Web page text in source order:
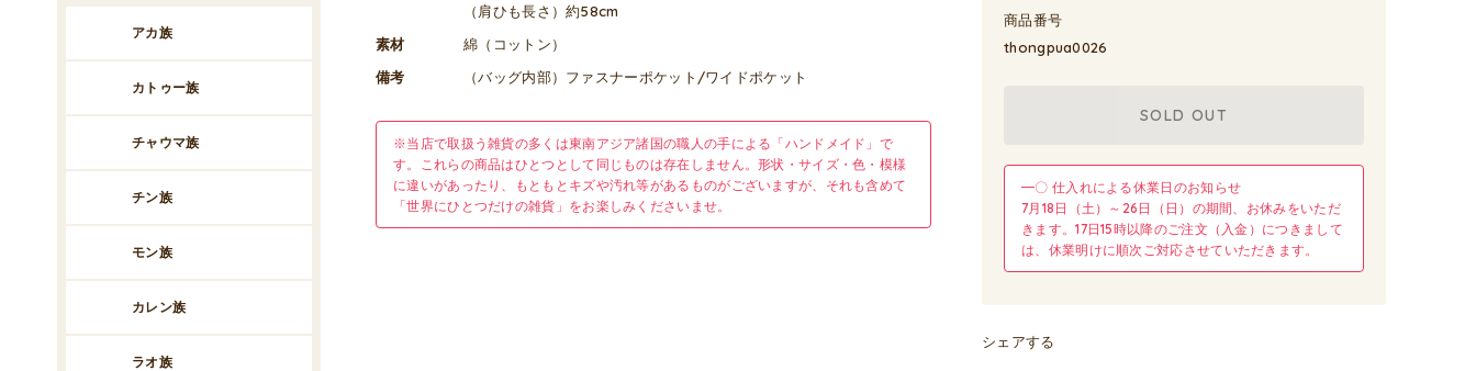
（肩ひも長さ）約58cm
素材
綿（コットン）
備考
（バッグ内部）ファスナーポケット/ワイドポケット
※当店で取扱う雑貨の多くは東南アジア諸国の職人の手による「ハンドメイド」で
す。これらの商品はひとつとして同じものは存在しません。形状・サイズ・色・模様
に違いがあったり、もともとキズや汚れ等があるものがございますが、それも含めて
「世界にひとつだけの雑貨」をお楽しみくださいませ。
商品番号
thongpua0026
SOLD OUT
━〇 仕入れによる休業日のお知らせ
7月18日（土）～26日（日）の期間、お休みをいただ
きます。17日15時以降のご注文（入金）につきまして
は、休業明けに順次ご対応させていただきます。
シェアする
アカ族
カトゥー族
チャウマ族
チン族
モン族
カレン族
ラオ族